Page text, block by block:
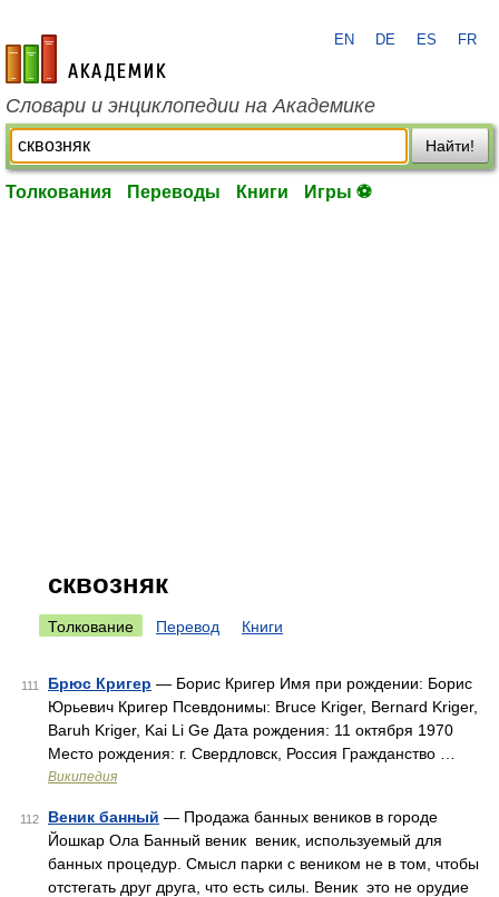
academic.ru
EN DE ES FR
Словари и энциклопедии на Академике
Найти!
Толкования Переводы Книги Игры ⚽
сквозняк
Толкование Перевод Книги
111 Брюс Кригер — Борис Кригер Имя при рождении: Борис
Юрьевич Кригер Псевдонимы: Bruce Kriger, Bernard Kriger,
Baruh Kriger, Kai Li Ge Дата рождения: 11 октября 1970
Место рождения: г. Свердловск, Россия Гражданство …
Википедия
112 Веник банный — Продажа банных веников в городе
Йошкар Ола Банный веник веник, используемый для
банных процедур. Смысл парки с веником не в том, чтобы
отстегать друг друга, что есть силы. Веник это не орудие